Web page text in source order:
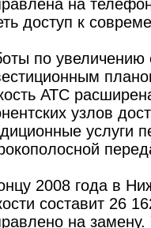
на
доступ к
по увеличению
АТС
узлов
услуги
2008 года в
составит 26
на